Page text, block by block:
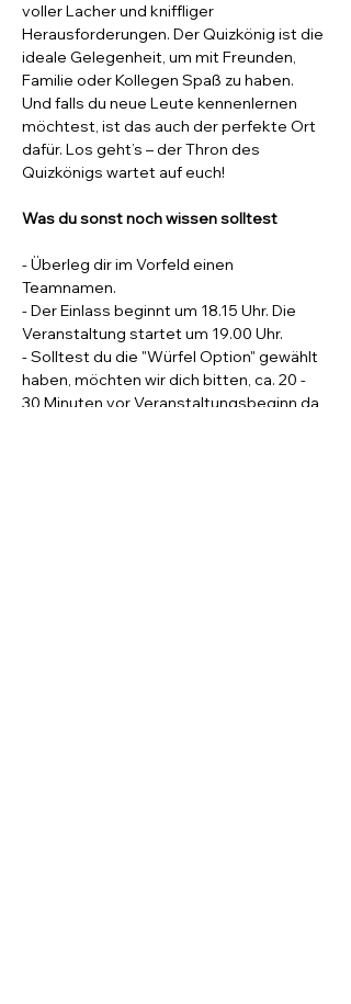
voller Lacher und kniffliger
Herausforderungen. Der Quizkönig ist die
ideale Gelegenheit, um mit Freunden,
Familie oder Kollegen Spaß zu haben.
Und falls du neue Leute kennenlernen
möchtest, ist das auch der perfekte Ort
dafür. Los geht’s – der Thron des
Quizkönigs wartet auf euch!
Was du sonst noch wissen solltest
- Überleg dir im Vorfeld einen
Teamnamen.
- Der Einlass beginnt um 18.15 Uhr. Die
Veranstaltung startet um 19.00 Uhr.
- Solltest du die "Würfel Option" gewählt
haben, möchten wir dich bitten, ca. 20 -
30 Minuten vor Veranstaltungsbeginn da